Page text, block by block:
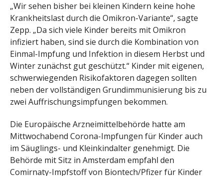
„Wir sehen bisher bei kleinen Kindern keine hohe
Krankheitslast durch die Omikron-Variante“, sagte
Zepp. „Da sich viele Kinder bereits mit Omikron
infiziert haben, sind sie durch die Kombination von
Einmal-Impfung und Infektion in diesem Herbst und
Winter zunächst gut geschützt.“ Kinder mit eigenen,
schwerwiegenden Risikofaktoren dagegen sollten
neben der vollständigen Grundimmunisierung bis zu
zwei Auffrischungsimpfungen bekommen.
Die Europäische Arzneimittelbehörde hatte am
Mittwochabend Corona-Impfungen für Kinder auch
im Säuglings- und Kleinkindalter genehmigt. Die
Behörde mit Sitz in Amsterdam empfahl den
Comirnaty-Impfstoff von Biontech/Pfizer für Kinder